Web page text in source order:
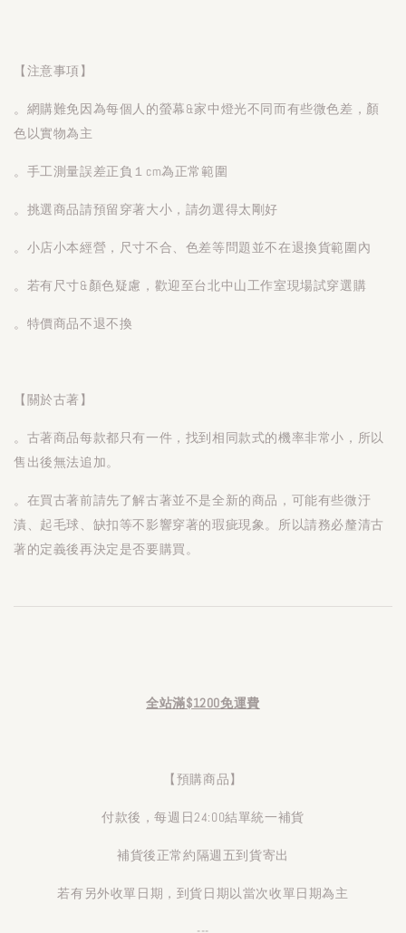
【注意事項】
。網購難免因為每個人的螢幕&家中燈光不同而有些微色差，顏
色以實物為主
。手工測量誤差正負１cm為正常範圍
。挑選商品請預留穿著大小，請勿選得太剛好
。小店小本經營，尺寸不合、色差等問題並不在退換貨範圍內
。若有尺寸&顏色疑慮，歡迎至台北中山工作室現場試穿選購
。特價商品不退不換
【關於古著】
。古著商品每款都只有一件，找到相同款式的機率非常小，所以
售出後無法追加。
。在買古著前請先了解古著並不是全新的商品，可能有些微汙
漬、起毛球、缺扣等不影響穿著的瑕疵現象。所以請務必釐清古
著的定義後再決定是否要購買。
全站滿$1200免運費
【預購商品】
付款後，每週日24:00結單統一補貨
補貨後正常約隔週五到貨寄出
若有另外收單日期，到貨日期以當次收單日期為主